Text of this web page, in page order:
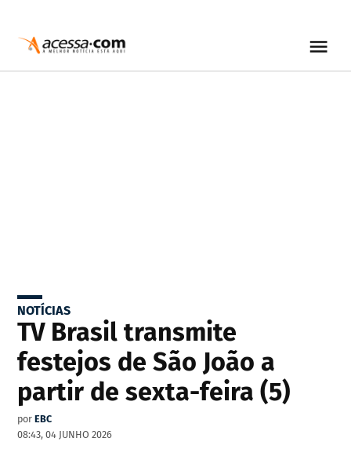
NOTÍCIAS
TV Brasil transmite
festejos de São João a
partir de sexta-feira (5)
por EBC
08:43, 04 JUNHO 2026